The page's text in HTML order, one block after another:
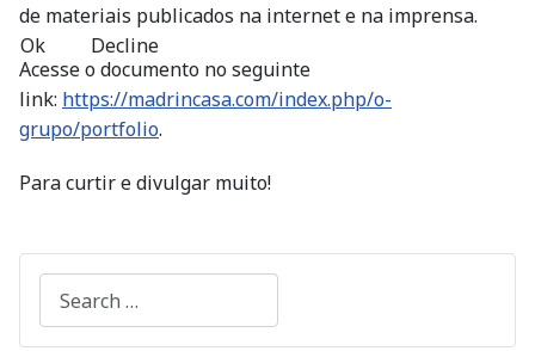
de materiais publicados na internet e na imprensa.
Acesse o documento no seguinte
link: https://madrincasa.com/index.php/o-
grupo/portfolio.
Para curtir e divulgar muito!
Ok Decline